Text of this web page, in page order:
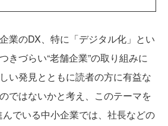
業のDX、特に「デジタル化」とい
きづらい“老舗企業”の取り組みに
い発見とともに読者の方に有益な
ではないかと考え、このテーマを
でいる中小企業では、社長などの